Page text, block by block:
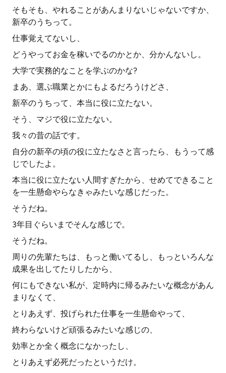
そもそも、やれることがあんまりないじゃないですか、
新卒のうちって。
仕事覚えてないし、
どうやってお金を稼いでるのかとか、分かんないし。
大学で実務的なことを学ぶのかな?
まあ、選ぶ職業とかにもよるだろうけどさ、
新卒のうちって、本当に役に立たない。
そう、マジで役に立たない。
我々の昔の話です。
自分の新卒の頃の役に立たなさと言ったら、もうって感
じでしたよ。
本当に役に立たない人間すぎたから、せめてできること
を一生懸命やらなきゃみたいな感じだった。
そうだね。
3年目ぐらいまでそんな感じで。
そうだね。
周りの先輩たちは、もっと働いてるし、もっといろんな
成果を出してたりしたから、
何にもできない私が、定時内に帰るみたいな概念があん
まりなくて、
とりあえず、投げられた仕事を一生懸命やって、
終わらないけど頑張るみたいな感じの、
効率とか全く概念になかったし、
とりあえず必死だったというだけ。